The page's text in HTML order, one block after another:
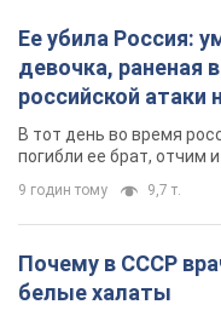
Ее убила Россия:
девочка, раненая
российской атаки
область. Фото
В тот день во время
погибли ее брат, отчим
9 годин тому 9,7 т.
Почему в СССР
белые халаты